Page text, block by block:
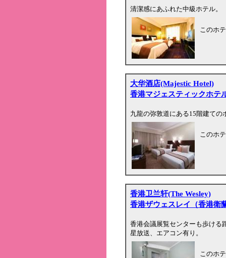
清潔感にあふれた中級ホテル。
このホ
大华酒店(Majestic Hotel)
香港マジェスティックホテ
九龍の弥敦道にある15階建て
このホ
香港卫兰轩(The Wesley)
香港ザウェスレイ（香港衛
香港会議展覧センターも歩ける
星放送、エアコン有り。
このホ